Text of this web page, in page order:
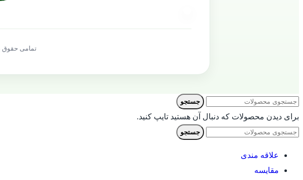
تمامی حقوق
جستجو
برای دیدن محصولات که دنبال آن هستید تایپ کنید.
جستجو
علاقه مندی
مقایسه